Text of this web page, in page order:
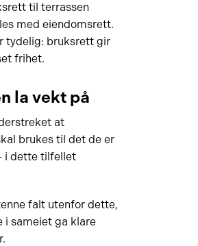
til terrassen
med eiendomsrett.
tydelig: bruksrett gir
frihet.
la vekt på
at
brukes til det de er
i dette tilfellet
falt utenfor dette,
i sameiet ga klare